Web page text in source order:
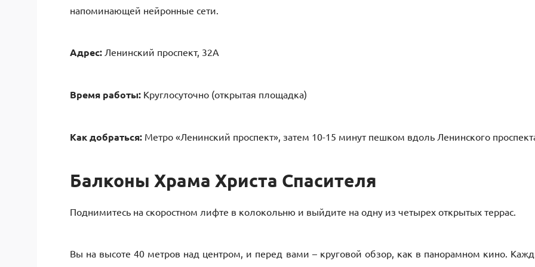
напоминающей нейронные сети.
Адрес: Ленинский проспект, 32А
Время работы: Круглосуточно (открытая площадка)
Как добраться: Метро «Ленинский проспект», затем 10-15 минут пешком вдоль Ленинского
Балконы Храма Христа Спасителя
Поднимитесь на скоростном лифте в колокольню и выйдите на одну из четырех открытых террас.
Вы на высоте 40 метров над центром, и перед вами – круговой обзор, как в панорамном кино.